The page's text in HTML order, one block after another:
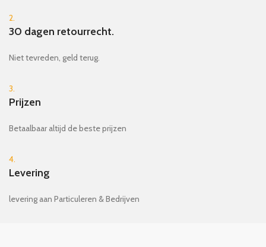
2.
30 dagen retourrecht.
Niet tevreden, geld terug.
3.
Prijzen
Betaalbaar altijd de beste prijzen
4.
Levering
levering aan Particuleren & Bedrijven